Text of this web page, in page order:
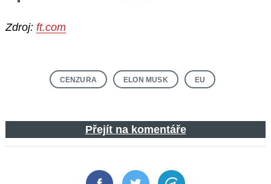
Zdroj: ft.com
CENZURA ELON MUSK EU
Přejít na komentáře